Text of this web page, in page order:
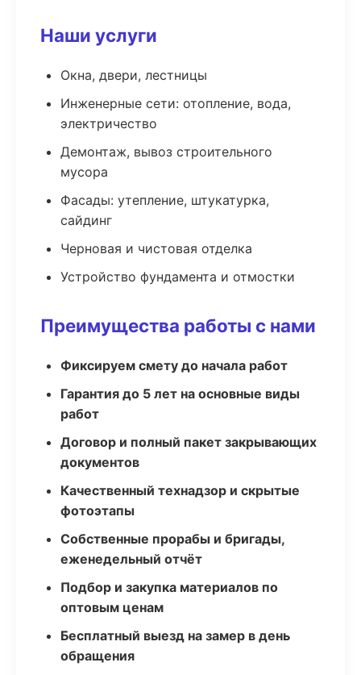
Наши услуги
Окна, двери, лестницы
Инженерные сети: отопление, вода,
электричество
Демонтаж, вывоз строительного
мусора
Фасады: утепление, штукатурка,
сайдинг
Черновая и чистовая отделка
Устройство фундамента и отмостки
Преимущества работы с нами
Фиксируем смету до начала работ
Гарантия до 5 лет на основные виды
работ
Договор и полный пакет закрывающих
документов
Качественный технадзор и скрытые
фотоэтапы
Собственные прорабы и бригады,
еженедельный отчёт
Подбор и закупка материалов по
оптовым ценам
Бесплатный выезд на замер в день
обращения